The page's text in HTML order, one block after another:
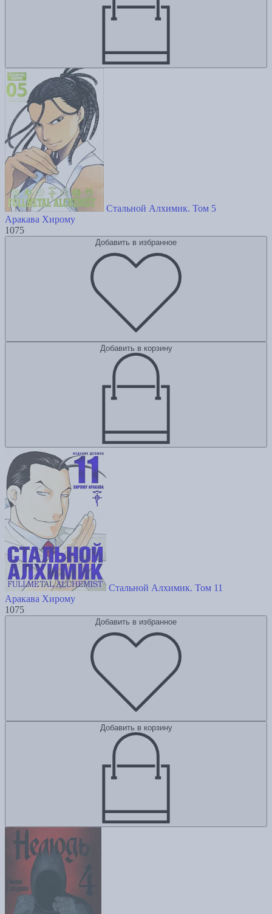
Стальной Алхимик. Том 5
Аракава Хирому
1075
Добавить в избранное
Добавить в корзину
Стальной Алхимик. Том 11
Аракава Хирому
1075
Добавить в избранное
Добавить в корзину